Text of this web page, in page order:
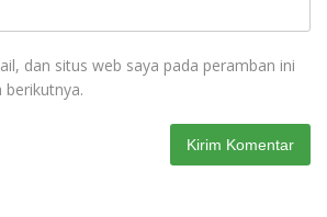
dan situs web saya pada peramban ini